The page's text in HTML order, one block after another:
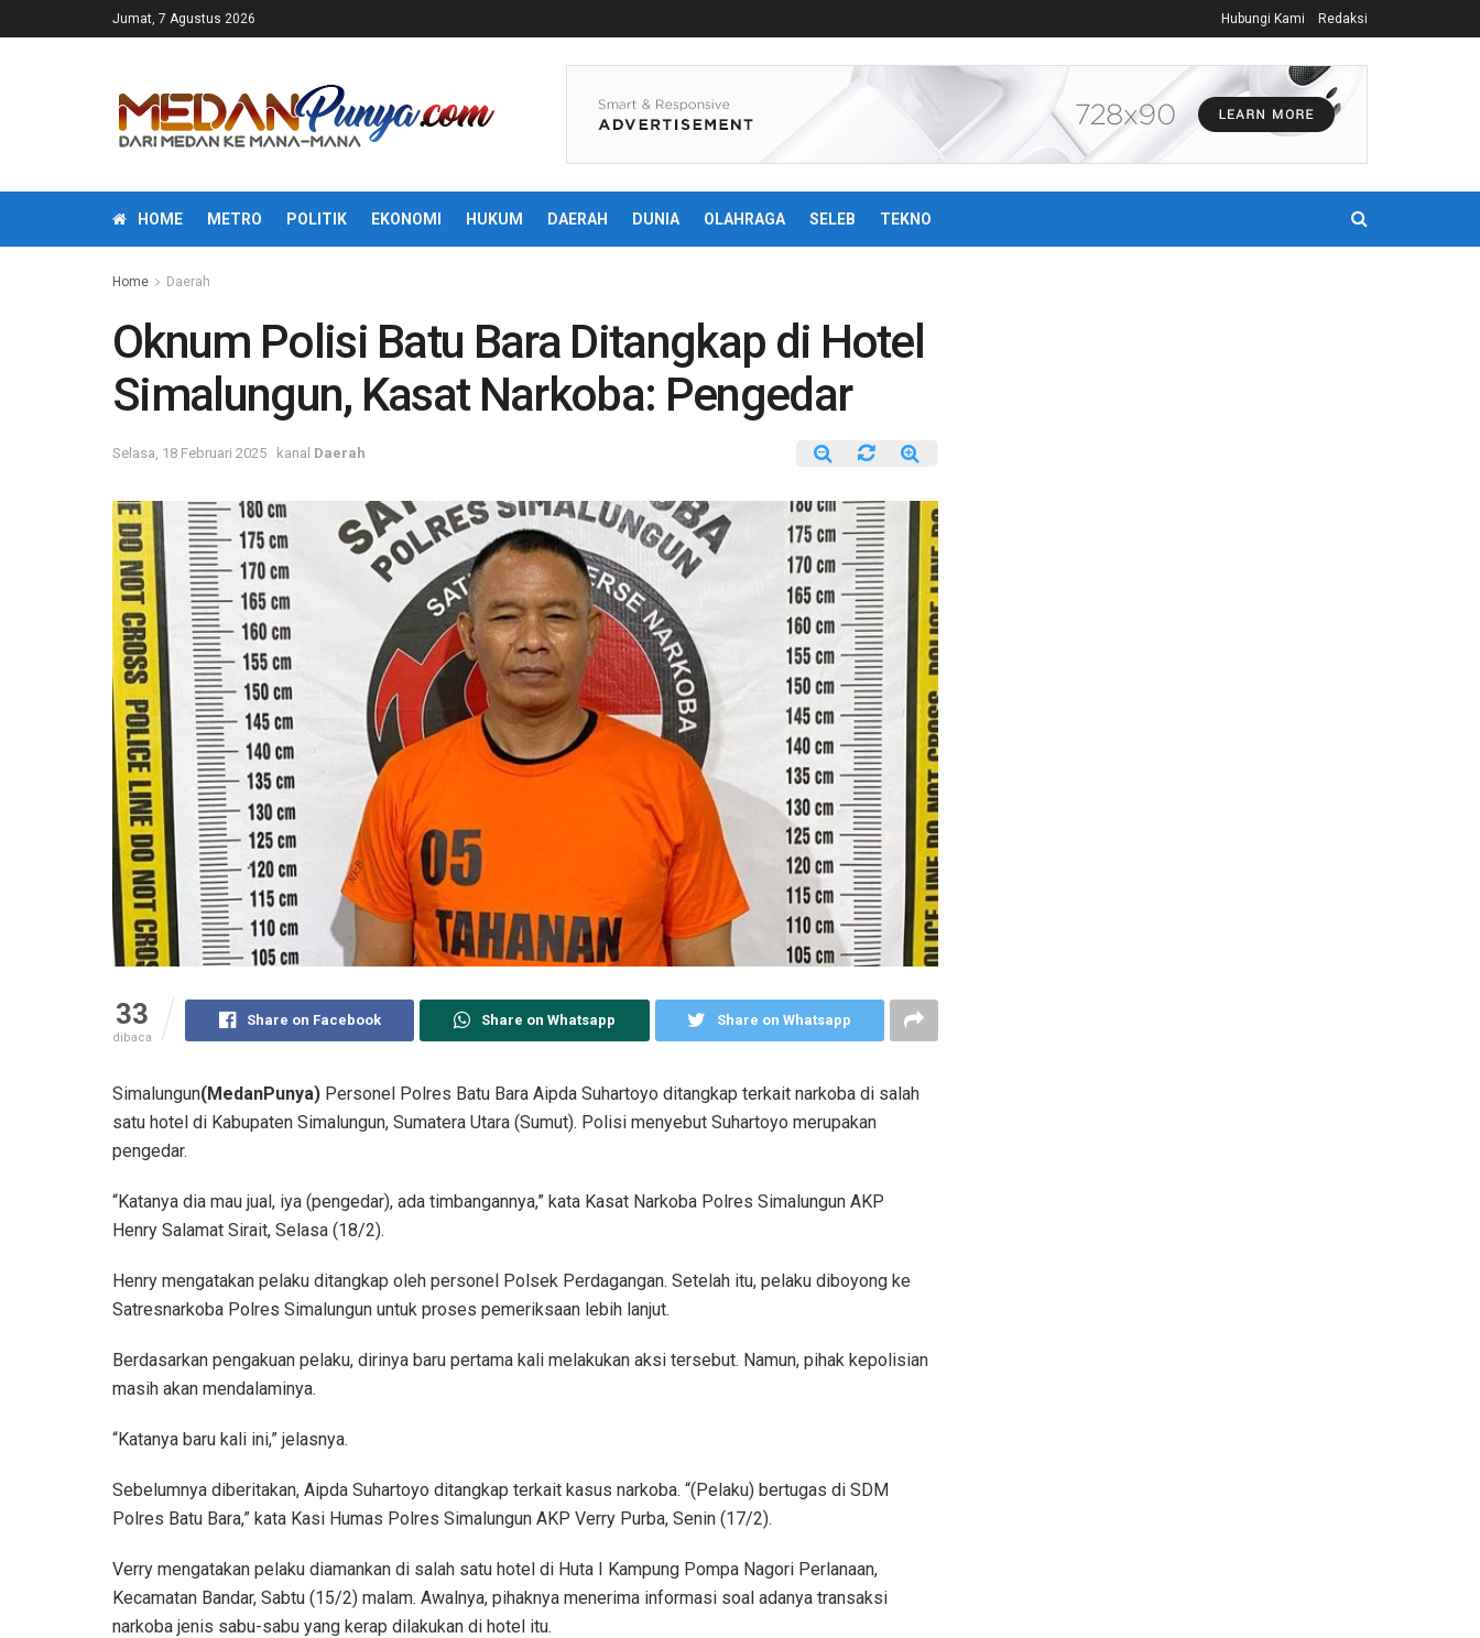
Jumat, 7 Agustus 2026 Hubungi Kami Redaksi
HOME METRO POLITIK EKONOMI HUKUM DAERAH DUNIA OLAHRAGA SELEB TEKNO
Home Daerah
Oknum Polisi Batu Bara Ditangkap di Hotel
Simalungun, Kasat Narkoba: Pengedar
Selasa, 18 Februari 2025 kanal Daerah
33
dibaca
Share on Facebook Share on Whatsapp Share on Whatsapp
Simalungun(MedanPunya) Personel Polres Batu Bara Aipda Suhartoyo ditangkap terkait narkoba di salah
satu hotel di Kabupaten Simalungun, Sumatera Utara (Sumut). Polisi menyebut Suhartoyo merupakan
pengedar.
“Katanya dia mau jual, iya (pengedar), ada timbangannya,” kata Kasat Narkoba Polres Simalungun AKP
Henry Salamat Sirait, Selasa (18/2).
Henry mengatakan pelaku ditangkap oleh personel Polsek Perdagangan. Setelah itu, pelaku diboyong ke
Satresnarkoba Polres Simalungun untuk proses pemeriksaan lebih lanjut.
Berdasarkan pengakuan pelaku, dirinya baru pertama kali melakukan aksi tersebut. Namun, pihak kepolisian
masih akan mendalaminya.
“Katanya baru kali ini,” jelasnya.
Sebelumnya diberitakan, Aipda Suhartoyo ditangkap terkait kasus narkoba. “(Pelaku) bertugas di SDM
Polres Batu Bara,” kata Kasi Humas Polres Simalungun AKP Verry Purba, Senin (17/2).
Verry mengatakan pelaku diamankan di salah satu hotel di Huta I Kampung Pompa Nagori Perlanaan,
Kecamatan Bandar, Sabtu (15/2) malam. Awalnya, pihaknya menerima informasi soal adanya transaksi
narkoba jenis sabu-sabu yang kerap dilakukan di hotel itu.